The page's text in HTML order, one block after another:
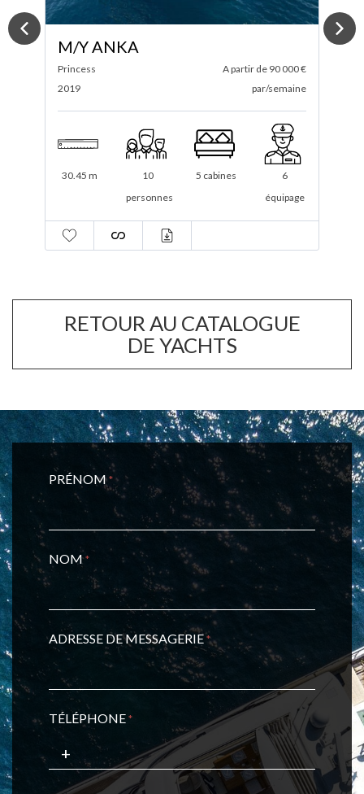
M/Y KORA
Princess
2023
A partir de 70 000 €
par/semaine
25.18 m
12
personnes
5 cabines
4
équipage
RETOUR AU CATALOGUE
DE YACHTS
PRÉNOM*
NOM*
ADRESSE DE MESSAGERIE*
TÉLÉPHONE*